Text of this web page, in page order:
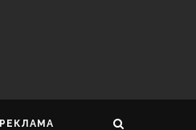
РЕКЛАМА